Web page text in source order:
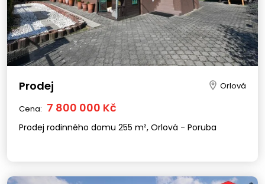
Prodej Orlová
Cena: 7 800 000 Kč
Prodej rodinného domu 255 m², Orlová - Poruba